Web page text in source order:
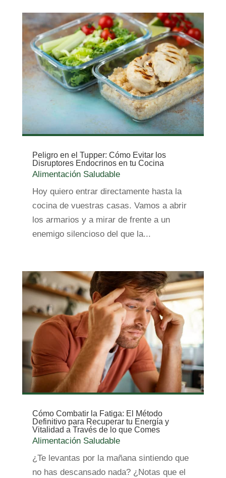
Peligro en el Tupper: Cómo Evitar los
Disruptores Endocrinos en tu Cocina
Alimentación Saludable
Hoy quiero entrar directamente hasta la
cocina de vuestras casas. Vamos a abrir
los armarios y a mirar de frente a un
enemigo silencioso del que la...
Cómo Combatir la Fatiga: El Método
Definitivo para Recuperar tu Energía y
Vitalidad a Través de lo que Comes
Alimentación Saludable
¿Te levantas por la mañana sintiendo que
no has descansado nada? ¿Notas que el